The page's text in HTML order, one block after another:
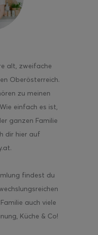
alt, zweifache
Oberösterreich.
zu meinen
einfach es ist,
ganzen Familie
dir hier auf
findest du
auch viele
Küche & Co!